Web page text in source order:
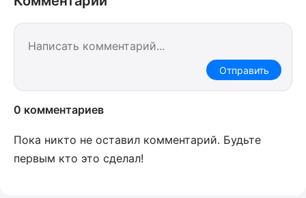
Отправить
0 комментариев
Пока никто не оставил комментарий. Будьте
первым кто это сделал!